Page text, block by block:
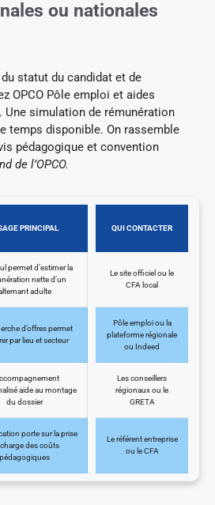
ou nationales
statut du candidat et de
OPCO Pôle emploi et aides
Une simulation de rémunération
temps disponible. On rassemble
pédagogique et convention
de l’OPCO.
PRINCIPAL QUI CONTACTER
permet d’estimer la
nette d’un
adulte
Le site officiel ou le
CFA local
d’offres permet
par lieu et secteur
Pôle emploi ou la
plateforme régionale
ou Indeed
aide au montage
du dossier
Les conseillers
régionaux ou le
GRETA
porte sur la prise
des coûts
pédagogiques
Le référent entreprise
ou le CFA